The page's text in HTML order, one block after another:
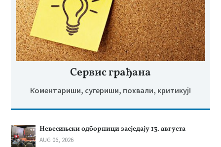
Сервис грађана
Коментариши, сугериши, похвали, критикуј!
Невесињски одборници засједају 13. августа
AUG 06, 2026